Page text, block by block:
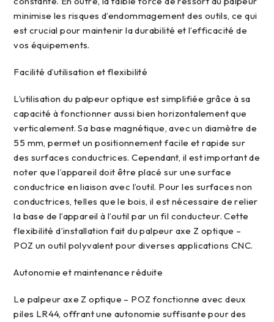
minimise les risques d’endommagement des outils, ce qui
est crucial pour maintenir la durabilité et l’efficacité de
vos équipements.
facilité d’utilisation et flexibilité
L’utilisation du palpeur optique est simplifiée grâce à sa
capacité à fonctionner aussi bien horizontalement que
verticalement. Sa base magnétique, avec un diamètre de
55 mm, permet un positionnement facile et rapide sur
des surfaces conductrices. Cependant, il est important de
noter que l’appareil doit être placé sur une surface
conductrice en liaison avec l’outil. Pour les surfaces non
conductrices, telles que le bois, il est nécessaire de relier
la base de l’appareil à l’outil par un fil conducteur. Cette
flexibilité d’installation fait du palpeur axe Z optique –
POZ un outil polyvalent pour diverses applications CNC.
autonomie et maintenance réduite
Le palpeur axe Z optique – POZ fonctionne avec deux
piles LR44, offrant une autonomie suffisante pour des